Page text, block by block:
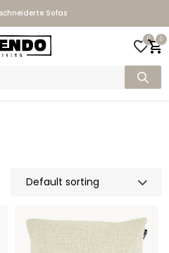
Sofas
0 0